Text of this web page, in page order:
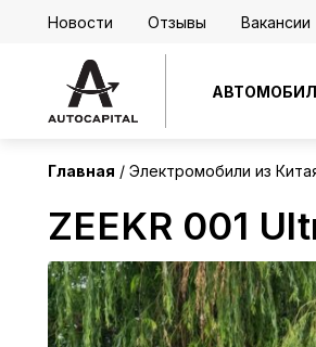
Новости Отзывы Вакансии
Главная Электромобили из
ZEEKR 001
Китай